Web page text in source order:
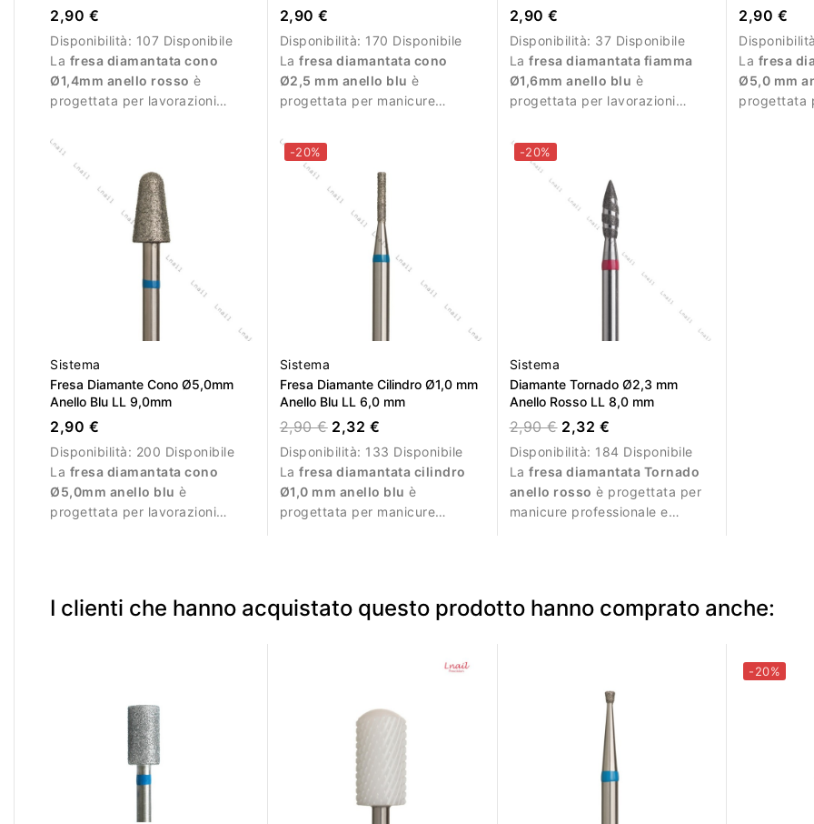
2,90 €
Disponibilità: 107 Disponibile
La fresa diamantata cono
Ø1,4mm anello rosso è
progettata per lavorazioni
manicure.
2,90 €
Disponibilità: 170 Disponibile
Lafresa diamantata cono
Ø2,5 mm anello blu è
progettata per manicure
precisione.
2,90 €
Disponibilità: 37 Disponibile
Lafresa diamantata fiamma
Ø1,6mm anello blu è
progettata per lavorazioni
2,90 €
La fresa
Ø5,0 mm
progettata
Sistema
Fresa Diamante Cono Ø5,0mm
Anello Blu LL 9,0mm
2,90 €
Disponibilità: 200 Disponibile
La fresa diamantata cono
Ø5,0mm anello blu è
progettata per lavorazioni
-20%
Sistema
Fresa Diamante Cilindro Ø1,0 mm
Anello Blu LL 6,0 mm
2,90 € 2,32 €
Disponibilità: 133 Disponibile
Lafresa diamantata cilindro
Ø1,0 mm anello blu è
progettata per manicure
-20%
Sistema
Diamante Tornado Ø2,3 mm
Anello Rosso LL 8,0 mm
2,90 € 2,32 €
Disponibilità: 184 Disponibile
Lafresa diamantata Tornado
anello rosso è progettata per
manicure professionale e
I clienti che hanno acquistato questo prodotto hanno comprato anche:
-20%